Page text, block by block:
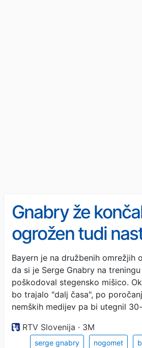
Gnabry že
ogrožen tudi
mundialu
Bayern je na družbenih omrežjih
da si je Serge Gnabry na
poškodoval stegensko mišico.
bo trajalo "dalj časa", po
nemških medijev pa bi utegnil
RTV Slovenija · 3M
serge gnabry nogomet